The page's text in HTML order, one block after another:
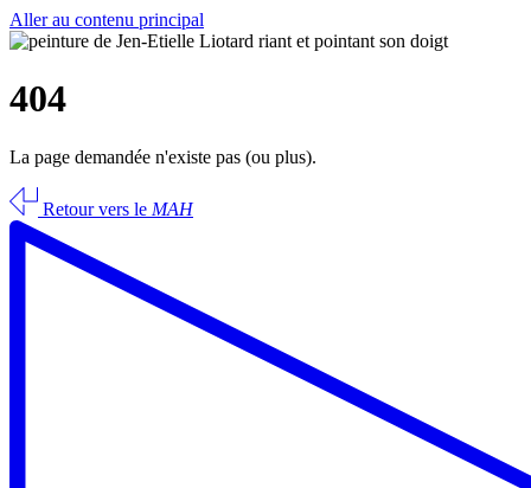
Aller au contenu principal
404
La page demandée n'existe pas (ou plus).
Retour vers le MAH